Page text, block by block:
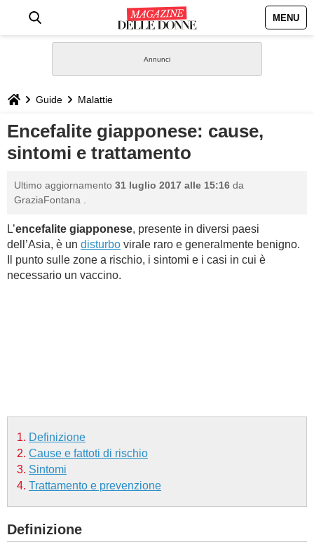
MENU
STILE
BIOGRAFIE
DEFINIZIONI
GASTRONOMIA
CAPELLI
FORUM
Guide Malattie
Encefalite giapponese: cause,
sintomi e trattamento
Ultimo aggiornamento 31 luglio 2017 alle 15:16 da
GraziaFontana
L’encefalite giapponese, presente in diversi paesi
dell’Asia, è un disturbo virale raro e generalmente benigno.
Il punto sulle zone a rischio, i sintomi e i casi in cui è
necessario un vaccino.
Definizione
Cause e fattoti di rischio
Sintomi
Trattamento e prevenzione
Definizione